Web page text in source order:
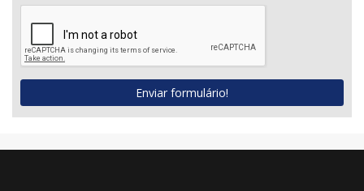
Enviar formulário!